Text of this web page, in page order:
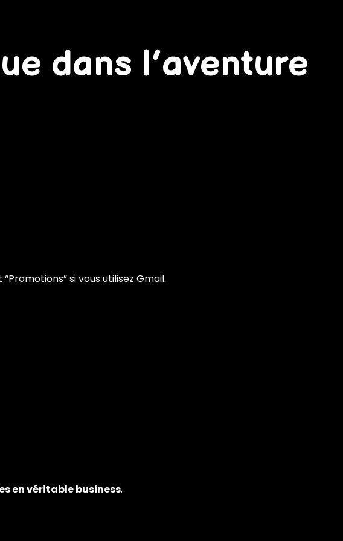
dans l’aventure
“Promotions” si vous utilisez Gmail.
en véritable business.